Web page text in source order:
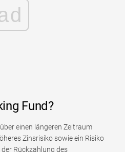
Fund?
einen längeren Zeitraum
Zinsrisiko sowie ein Risiko
Rückzahlung des